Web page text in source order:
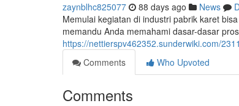
zaynblhc825077 88 days ago News
Memulai kegiatan di industri pabrik karet
memandu Anda memahami dasar-dasar
https://nettierspv462352.sunderwiki.com/
Comments
Who Upvoted
Comments